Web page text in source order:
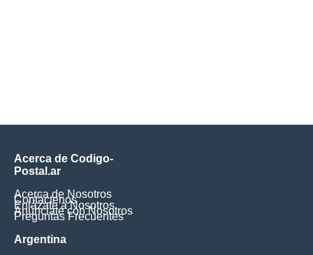
Acerca de Codigo-
Postal.ar
Acerca de Nosotros
Contáctenos
Enlázate a Nosotros
Anúnciate con Nosotros
Preguntas Frecuentes
Argentina